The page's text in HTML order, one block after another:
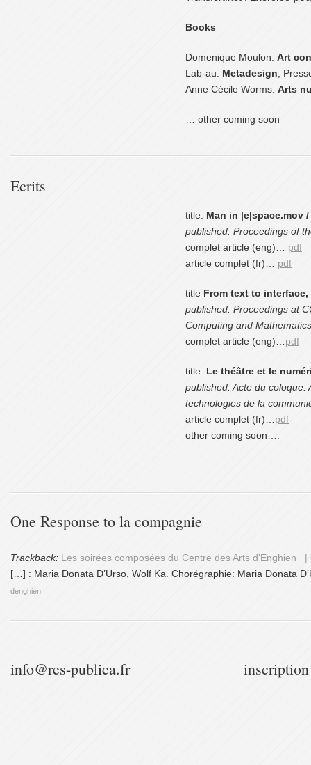
Books
Domenique Moulon: Art
Lab-au: Metadesign ,
Anne Cécile Worms: Arts
… other coming soon
Ecrits
title: Man in |e|space.mov
published: Proceedings of
complet article (eng)… pdf
article complet (fr)… pdf
title From text to
published: Proceedings at
Computing and
complet article (eng)… pdf
title: Le théâtre et le
published: Acte du coloque:
technologies de la
article complet (fr)… pdf
other coming soon….
One Response to la compagnie
Trackback: Les soirées composées du Centre des Arts d’Enghien
[…] : Maria Donata D’Urso, Wolf Ka. Chorégraphie: Maria Donata
denghien
info@res-publica.fr